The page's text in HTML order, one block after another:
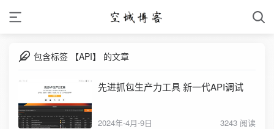
包含标签 【API】 的文章
先进抓包生产力工具 新一代API调试
2024年-4月-9日 3243 阅读